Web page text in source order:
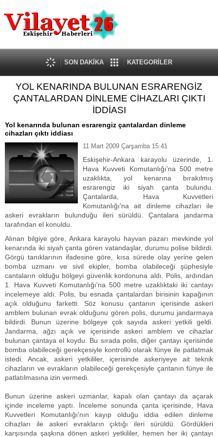
Güncel
Ekonomi
Politika
Eğitim
Spor
Kültür-Sanat
Dünya
Tanıtım Yazısı
SON DAKİKA KATEGORİLER
YOL KENARINDA BULUNAN ESRARENGİZ
ÇANTALARDAN DİNLEME CİHAZLARI ÇIKTI
İDDİASI
Yol kenarında bulunan esrarengiz çantalardan dinleme
cihazları çıktı iddiası
11 Mart 2009 Çarşamba 15:41
Eskişehir-Ankara karayolu üzerinde, 1.
Hava Kuvveti Komutanlığı'na 500 metre
uzaklıkta, yol kenarına bırakılmış
esrarengiz iki siyah çanta bulundu.
Çantalarda, Hava Kuvvetleri
Komutanlığı'na ait dinleme cihazları ile
askeri evrakların bulunduğu ileri sürüldü. Çantalara jandarma
tarafından el konuldu.
Alınan bilgiye göre, Ankara karayolu hayvan pazarı mevkinde yol
kenarında iki siyah çanta gören vatandaşlar, durumu polise bildirdi.
Görgü tanıklarının ifadesine göre, kısa sürede olay yerine gelen
bomba uzmanı ve sivil ekipler, bomba olabileceği şüphesiyle
cantaların olduğu bölgeyi güvenlik kordonuna aldı. Polis, ardından
1. Hava Kuvveti Komutanlığı'na 500 metre uzaklıktaki iki cantayı
incelemeye aldı. Polis, bu esnada çantalardan birisinin kapağının
açık olduğunu farketti. Söz konusu çantanın içerisinde askeri
amblem bulunan evrak olduğunu gören polis, durumu jandarmaya
bildirdi. Bunun üzerine bölgeye çok sayıda askeri yetkili geldi.
Jandarma, ağzı açık ve içerisinde askeri amblem ve cihazlar
bulunan çantaya el koydu. Bu sırada polis, diğer çantayı içerisinde
bomba olabileceği gerekçesiyle kontrollü olarak fünye ile patlatmak
istedi. Ancak, askeri yetkililer, içerisinde askeriyeye ait teknik
cihazların ve evrakların olabileceği gerekçesiyle çantanın fünye ile
patlatılmasına izin vermedi.
Bunun üzerine askeri uzmanlar, kapalı olan çantayı da açarak
içinde inceleme yaptı. İnceleme sonunda çanta içerisinde, Hava
Kuvvetleri Komutanlığı'nın kayıp olduğu iddia edilen dinleme
cihazları ile askeri evrakların çıktığı ileri sürüldü. Gördükleri
karşısında şaşkına dönen askeri yetkililer, hemen her iki çantayı